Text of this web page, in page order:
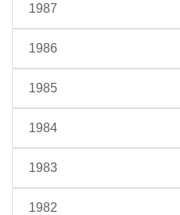
1987
1986
1985
1984
1983
1982